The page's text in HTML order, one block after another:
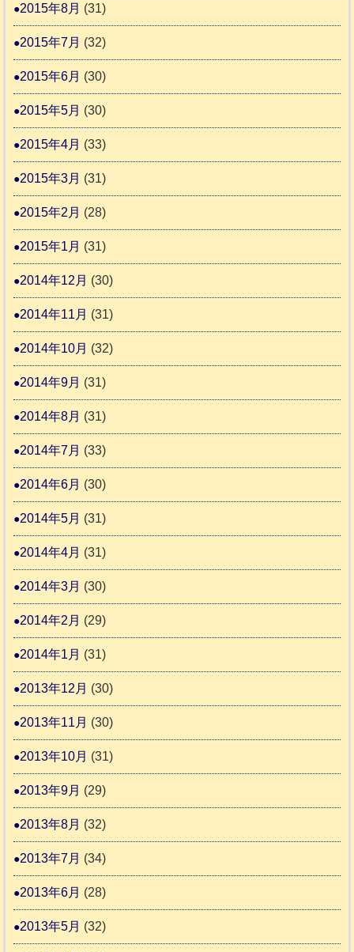
2015年8月 (31)
2015年7月 (32)
2015年6月 (30)
2015年5月 (30)
2015年4月 (33)
2015年3月 (31)
2015年2月 (28)
2015年1月 (31)
2014年12月 (30)
2014年11月 (31)
2014年10月 (32)
2014年9月 (31)
2014年8月 (31)
2014年7月 (33)
2014年6月 (30)
2014年5月 (31)
2014年4月 (31)
2014年3月 (30)
2014年2月 (29)
2014年1月 (31)
2013年12月 (30)
2013年11月 (30)
2013年10月 (31)
2013年9月 (29)
2013年8月 (32)
2013年7月 (34)
2013年6月 (28)
2013年5月 (32)